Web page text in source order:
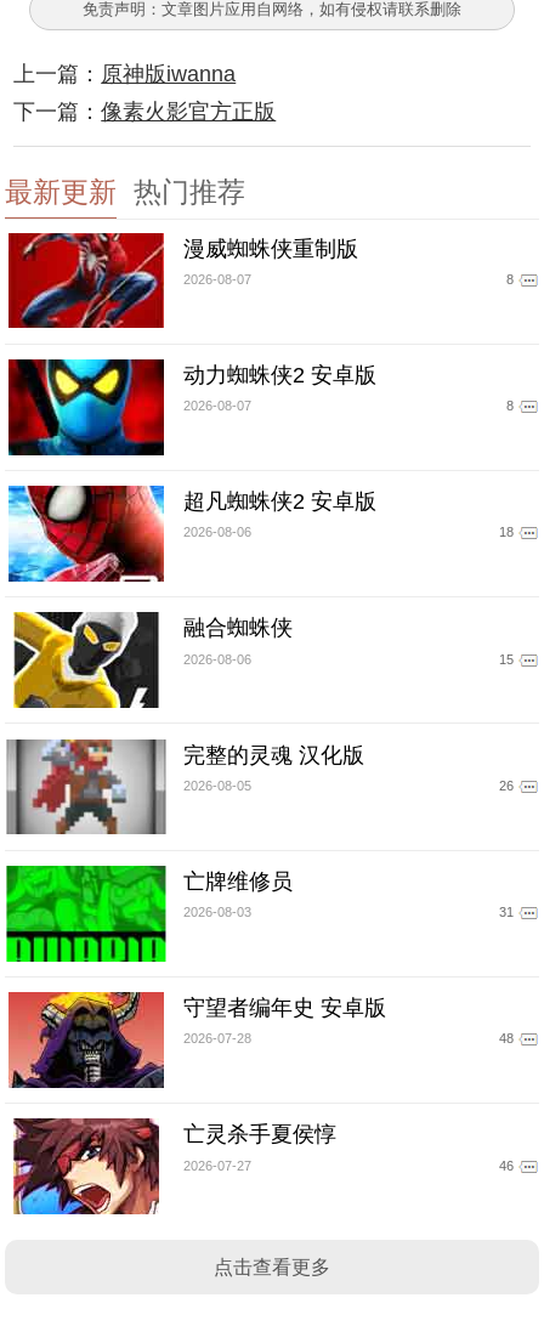
免责声明：文章图片应用自网络，如有侵权请联系删除
上一篇： 原神版iwanna
下一篇：像素火影官方正版
最新更新 热门推荐
漫威蜘蛛侠重制版
2026-08-07 8
动力蜘蛛侠2 安卓版
2026-08-07 8
超凡蜘蛛侠2 安卓版
2026-08-06 18
融合蜘蛛侠
2026-08-06 15
完整的灵魂 汉化版
2026-08-05 26
亡牌维修员
2026-08-03 31
守望者编年史 安卓版
2026-07-28 48
亡灵杀手夏侯惇
2026-07-27 46
点击查看更多